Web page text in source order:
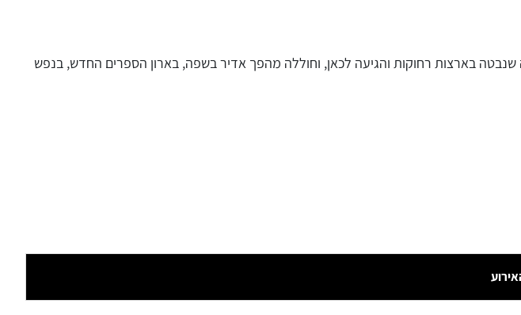
בארצות רחוקות והגיעה לכאן, וחוללה מהפך אדיר בשפה, בארון הספרים החדש, בנפש